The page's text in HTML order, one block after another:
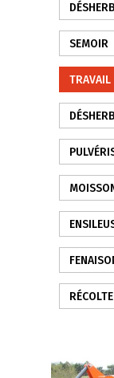
SEMOIR
RÉCOLTE